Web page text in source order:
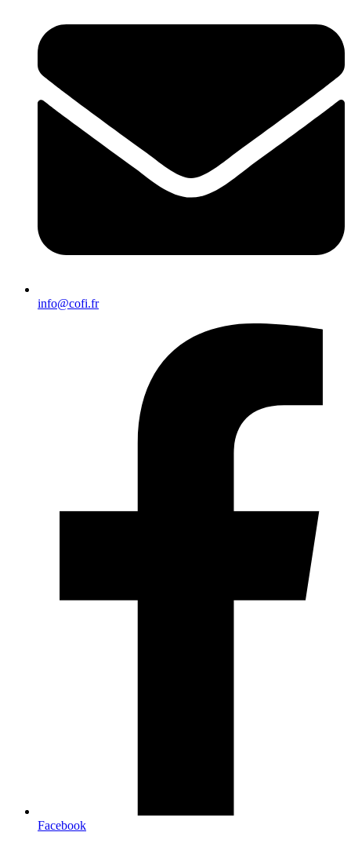
info@cofi.fr
Facebook